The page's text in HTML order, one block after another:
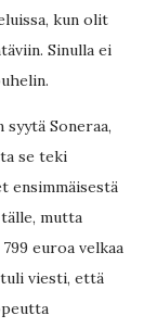
kun olit
Sinulla ei
Soneraa,
se teki
ensimmäisestä
mutta
euroa velkaa
tuli viesti, että